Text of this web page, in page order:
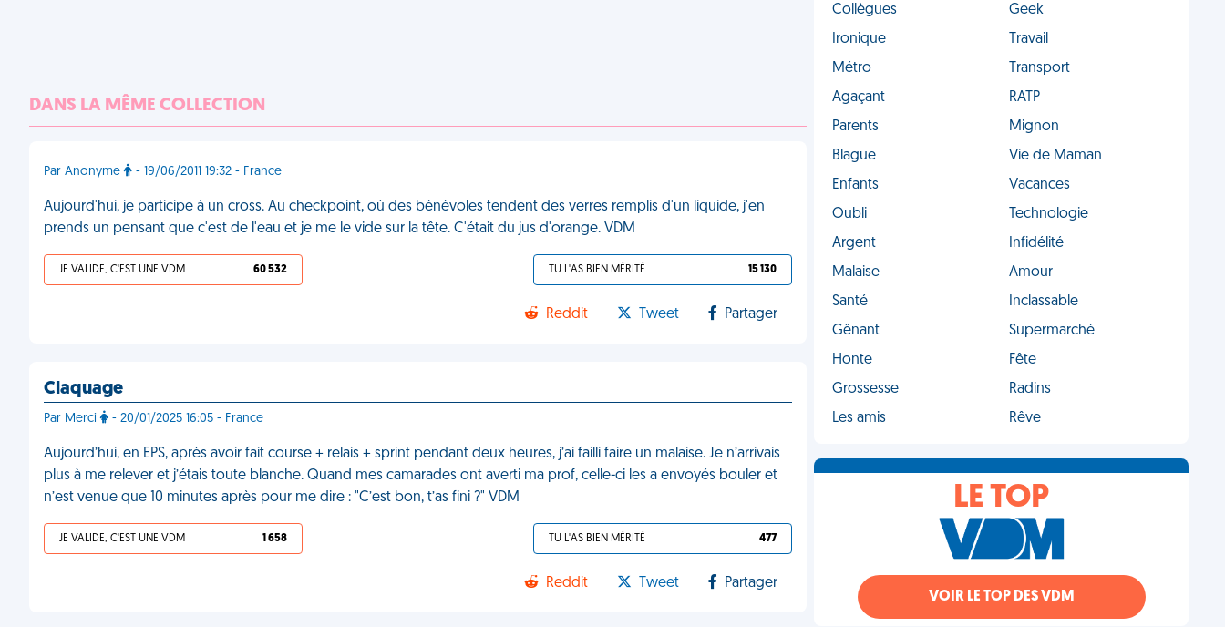
DANS LA MÊME COLLECTION
Par Anonyme - 19/06/2011 19:32 - France
Aujourd'hui, je participe à un cross. Au checkpoint, où des bénévoles tendent des verres remplis d'un liquide, j'en
prends un pensant que c'est de l'eau et je me le vide sur la tête. C'était du jus d'orange. VDM
JE VALIDE, C'EST UNE VDM 60 532 TU L'AS BIEN MÉRITÉ 15 130
Reddit Tweet Partager
Claquage
Par Merci - 20/01/2025 16:05 - France
Aujourd’hui, en EPS, après avoir fait course + relais + sprint pendant deux heures, j’ai failli faire un malaise. Je n’arrivais
plus à me relever et j’étais toute blanche. Quand mes camarades ont averti ma prof, celle-ci les a envoyés bouler et
n’est venue que 10 minutes après pour me dire : "C’est bon, t’as fini ?" VDM
JE VALIDE, C'EST UNE VDM 1 658 TU L'AS BIEN MÉRITÉ 477
Reddit Tweet Partager
Collègues
Geek
Ironique
Travail
Métro
Transport
Agaçant
RATP
Parents
Mignon
Blague
Vie de Maman
Enfants
Vacances
Oubli
Technologie
Argent
Infidélité
Malaise
Amour
Santé
Inclassable
Gênant
Supermarché
Honte
Fête
Grossesse
Radins
Les amis
Rêve
LE TOP
VOIR LE TOP DES VDM